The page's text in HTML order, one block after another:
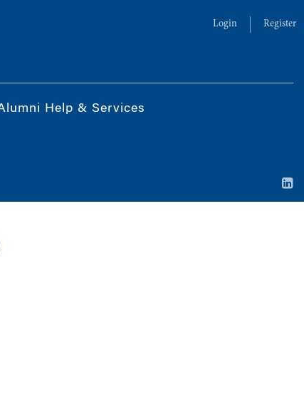
Login Register
Help & Services